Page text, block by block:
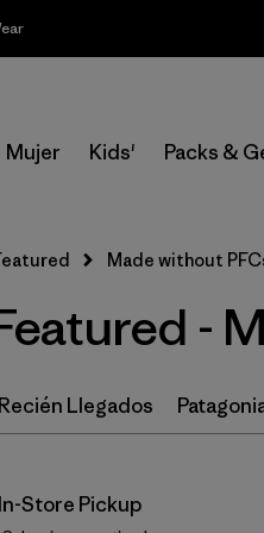
Mujer Kids' Packs &
Made without
-
Recién Llegados
In-Store Pickup